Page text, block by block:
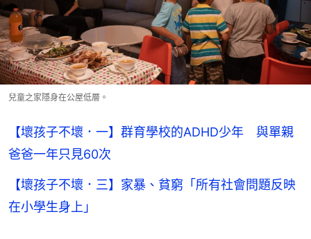
兒童之家隱身在公屋低層。
【壞孩子不壞．一】群育學校的ADHD少年 與單親
爸爸一年只見60次
【壞孩子不壞．三】家暴、貧窮「所有社會問題反映
在小學生身上」